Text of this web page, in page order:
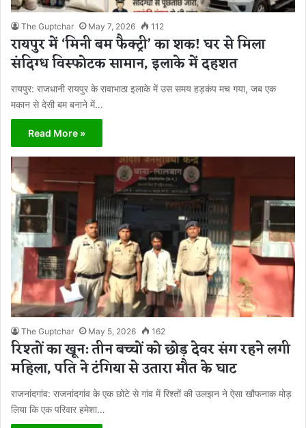
The Guptchar May 7, 2026 112
रायपुर में ‘मिनी बम फैक्ट्री’ का शक! घर से मिला
संदिग्ध विस्फोटक सामान, इलाके में दहशत
रायपुर: राजधानी रायपुर के रावाभाठा इलाके में उस समय हड़कंप मच गया, जब एक
मकान से देसी बम बनाने में…
Read More »
The Guptchar May 5, 2026 162
रिश्तों का खून: तीन बच्चों को छोड़ देवर संग रहने लगी
महिला, पति ने टंगिया से उतारा मौत के घाट
राजनांदगांव: राजनांदगांव के एक छोटे से गांव में रिश्तों की उलझन ने ऐसा खौफनाक मोड़
लिया कि एक परिवार हमेशा…